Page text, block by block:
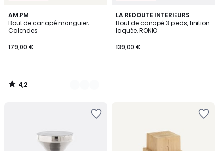
AM.PM
Bout de canapé manguier,
Calendes
179,00 €
4,2
/ 5
4
Couleurs
4,2
/
LA REDOUTE INTERIEURS
Bout de canapé 3 pieds, finition
laquée, RONIO
139,00 €